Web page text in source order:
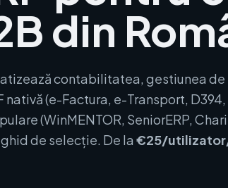
din
contabilitatea, gestiunea
(e-Factura, e-Transport,
(WinMENTOR, SeniorERP,
ghid de selecție. De la €25/